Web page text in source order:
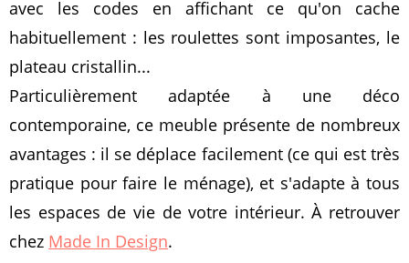
avec les codes en affichant ce qu'on cache
habituellement : les roulettes sont imposantes, le
plateau cristallin...
Particulièrement adaptée à une déco
contemporaine, ce meuble présente de nombreux
avantages : il se déplace facilement (ce qui est très
pratique pour faire le ménage), et s'adapte à tous
les espaces de vie de votre intérieur. À retrouver
chez Made In Design.